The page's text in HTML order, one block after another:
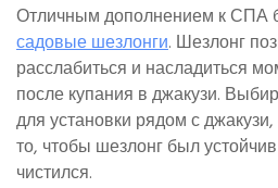
Отличным дополнением к СПА
садовые шезлонги. Шезлонг
расслабиться и насладиться
после купания в джакузи.
для установки рядом с
то, чтобы шезлонг был
чистился.